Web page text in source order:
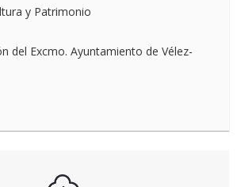
y Patrimonio
del Excmo. Ayuntamiento de Vélez-